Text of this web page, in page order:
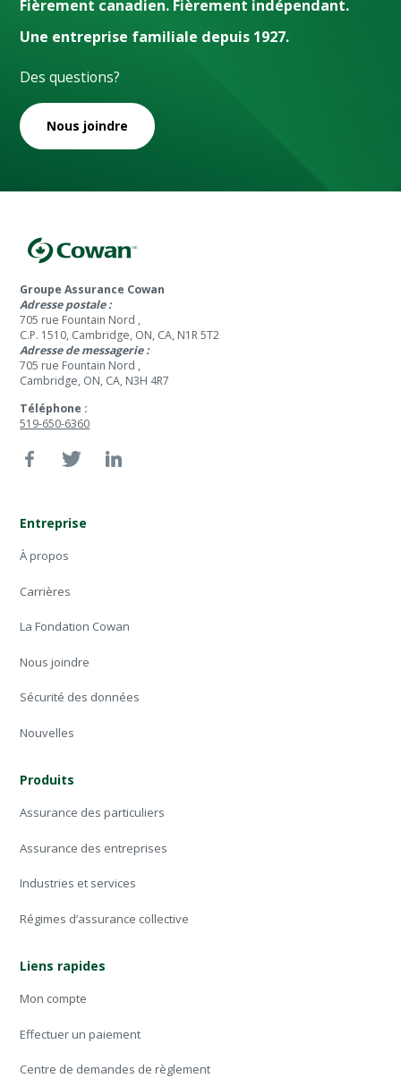
Fièrement canadien. Fièrement indépendant.
Une entreprise familiale depuis 1927.
Des questions?
Nous joindre
Groupe Assurance Cowan
Adresse postale :
705 rue Fountain Nord ,
C.P. 1510, Cambridge, ON, CA, N1R 5T2
Adresse de messagerie :
705 rue Fountain Nord ,
Cambridge, ON, CA, N3H 4R7
Téléphone :
519-650-6360
Entreprise
À propos
Carrières
La Fondation Cowan
Nous joindre
Sécurité des données
Nouvelles
Produits
Assurance des particuliers
Assurance des entreprises
Industries et services
Régimes d’assurance collective
Liens rapides
Mon compte
Effectuer un paiement
Centre de demandes de règlement